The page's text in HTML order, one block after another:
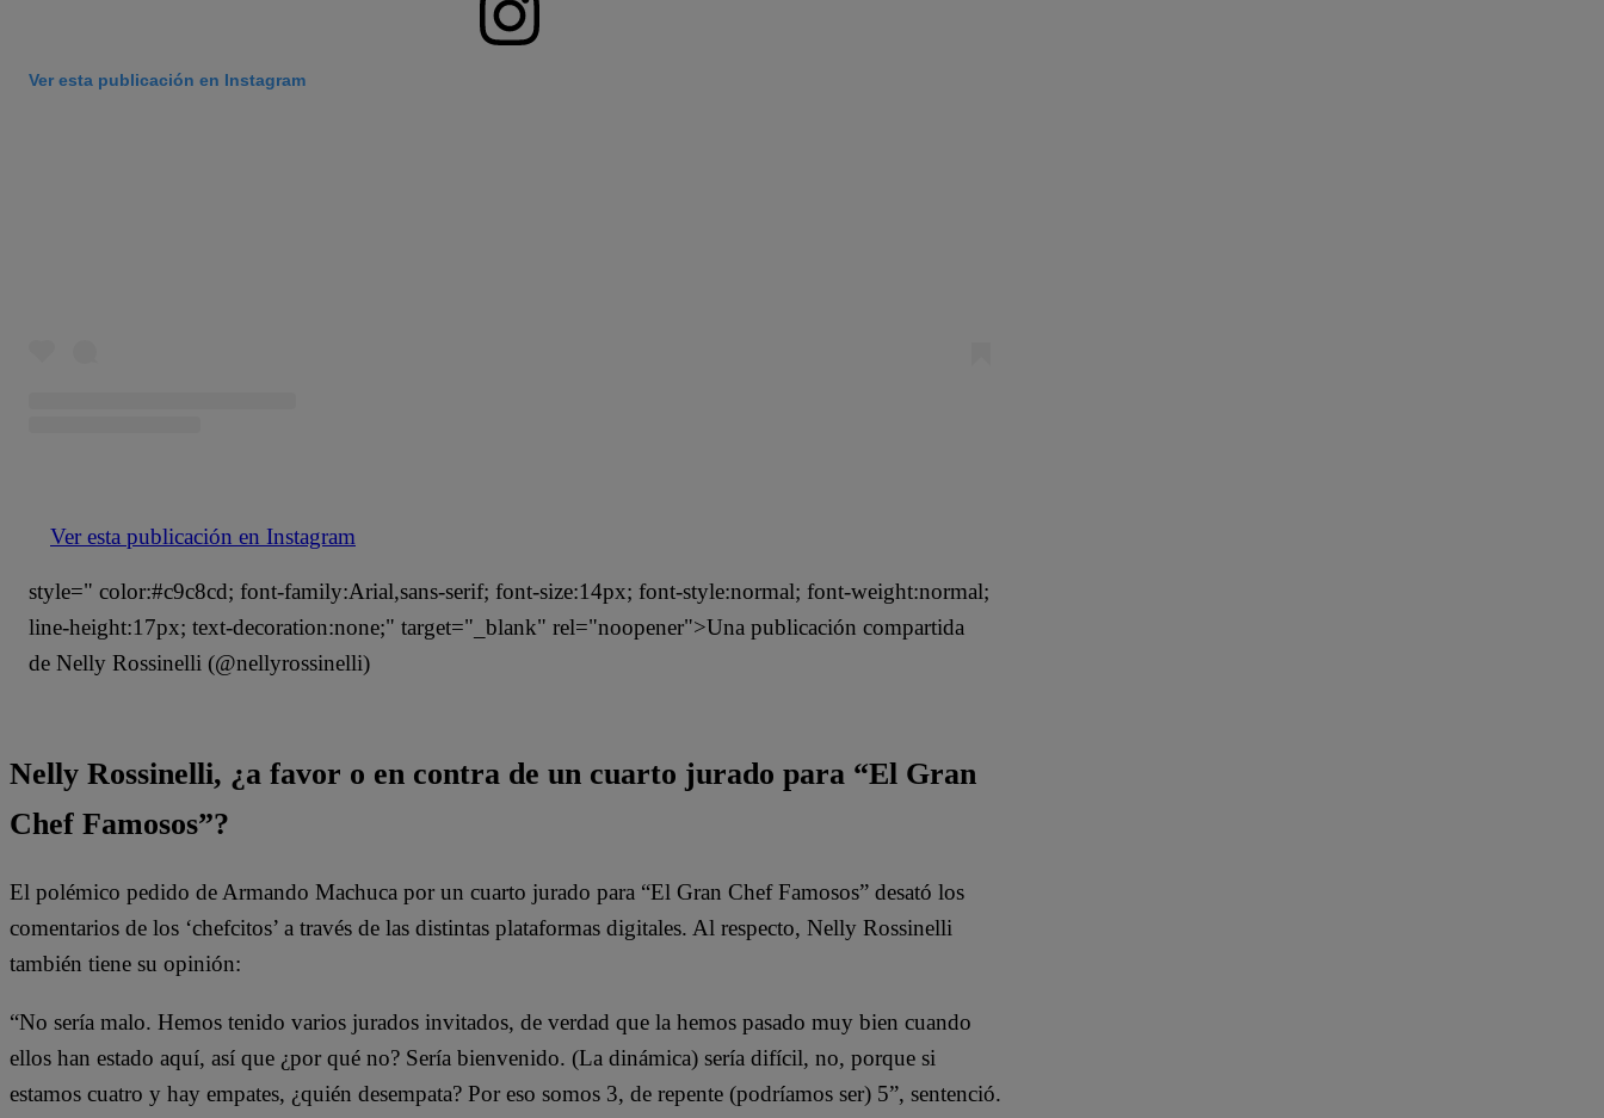
Ver esta publicación en Instagram
Ver esta publicación en Instagram
style=" color:#c9c8cd; font-family:Arial,sans-serif; font-size:14px; font-style:normal; font-weight:normal;
line-height:17px; text-decoration:none;" target="_blank" rel="noopener">Una publicación compartida
de Nelly Rossinelli (@nellyrossinelli)
Nelly Rossinelli, ¿a favor o en contra de un cuarto jurado para “El Gran
Chef Famosos”?
El polémico pedido de Armando Machuca por un cuarto jurado para “El Gran Chef Famosos” desató los
comentarios de los ‘chefcitos’ a través de las distintas plataformas digitales. Al respecto, Nelly Rossinelli
también tiene su opinión:
“No sería malo. Hemos tenido varios jurados invitados, de verdad que la hemos pasado muy bien cuando
ellos han estado aquí, así que ¿por qué no? Sería bienvenido. (La dinámica) sería difícil, no, porque si
estamos cuatro y hay empates, ¿quién desempata? Por eso somos 3, de repente (podríamos ser) 5”, sentenció.